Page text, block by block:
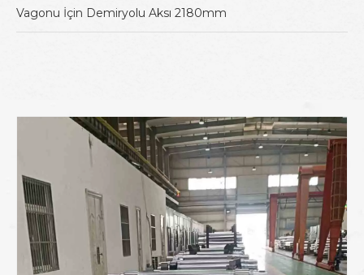
Vagonu İçin Demiryolu Aksı 2180mm